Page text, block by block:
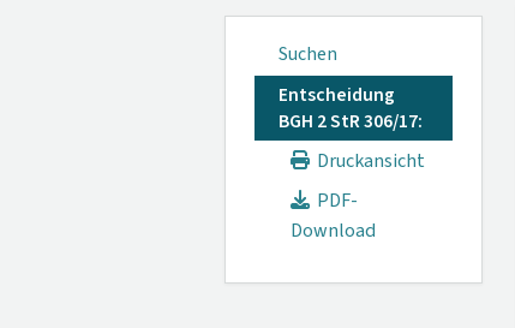
Suchen
Entscheidung
BGH 2 StR 306/17:
Druckansicht
PDF-
Download